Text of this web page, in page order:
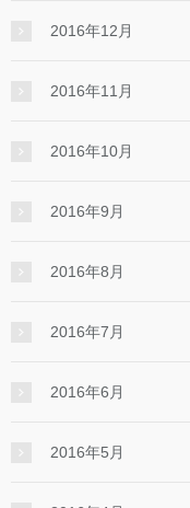
2016年12月
2016年11月
2016年10月
2016年9月
2016年8月
2016年7月
2016年6月
2016年5月